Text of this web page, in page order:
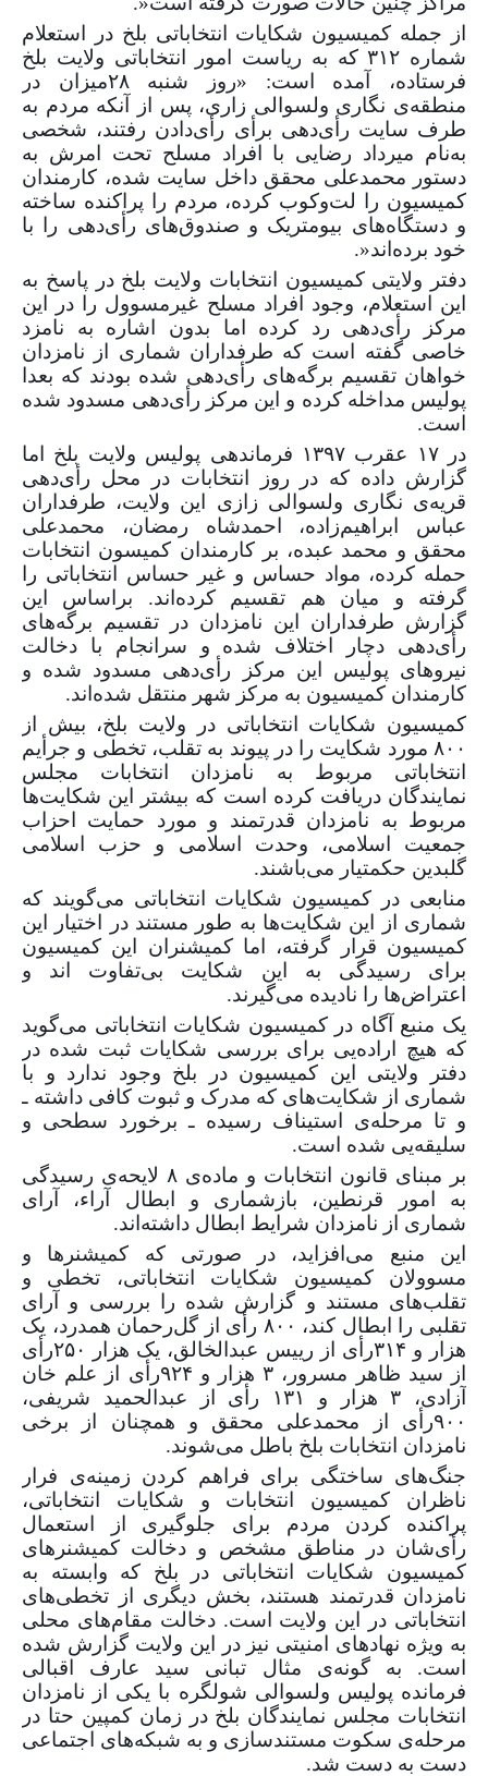
از جمله کمیسیون شکایات انتخاباتی بلخ در استعلام
شماره ۳۱۲ که به ریاست امور انتخاباتی ولایت بلخ
فرستاده، آمده است: «روز شنبه ۲۸میزان در
منطقه‌ی نگاری ولسوالی زاری، پس از آنکه مردم به
طرف سایت رأی‌دهی برأی رأی‌دادن رفتند، شخصی
به‌نام میرداد رضایی با افراد مسلح تحت امرش به
دستور محمدعلی محقق داخل سایت شده، کارمندان
کمیسیون را لت‌و‌کوب کرده، مردم را پراکنده ساخته
و دستگاه‌های بیومتریک و صندوق‌های رأی‌دهی را با
خود برده‌اند«.
دفتر ولایتی کمیسیون انتخابات ولایت بلخ در پاسخ به
این استعلام، وجود افراد مسلح غیرمسوول را در این
مرکز رأی‌دهی رد کرده اما بدون اشاره به نامزد
خاصی گفته است که طرفداران شماری از نامزدان
خواهان تقسیم برگه‌های رأی‌دهی شده بودند که بعدا
پولیس ‌مداخله کرده و این مرکز رأی‌دهی مسدود شده
است.
در۱۷ عقرب۱۳۹۷ فرماندهی پولیس ولایت بلخ اما
گزارش داده که در روز انتخابات در محل رأی‌دهی
قریه‌ی نگاری ولسوالی زازی‌ این ولایت، طرفداران
عباس ابراهیم‌زاده، احمدشاه رمضان، محمدعلی
محقق و محمد عبده، بر کارمندان کمیسون انتخابات
حمله کرده، مواد حساس و غیر حساس انتخاباتی را
گرفته و میان هم تقسیم کرده‌اند. براساس این
گزارش طرفداران این نامزدان در تقسیم برگه‌های
رأی‌دهی دچار اختلاف شده و سرانجام با دخالت
نیروهای پولیس این مرکز رأی‌دهی مسدود شده و
کارمندان کمیسیون به مرکز شهر منتقل شده‌اند.
کمیسیون شکایات انتخاباتی در ولایت بلخ، بیش از
۸۰۰ مورد شکایت را در پیوند به تقلب، تخطی و جرأیم
انتخاباتی مربوط به نامزدان انتخابات مجلس
نمایندگان دریافت کرده است که بیشتر این شکایت‌ها
مربوط به نامزدان قدرتمند و مورد حمایت احزاب
جمعیت اسلامی، وحدت اسلامی و حزب اسلامی
گلبدین حکمتیار می‌باشند.
منابعی در کمیسیون شکایات انتخاباتی می‌گویند که
شماری از این شکایت‌ها به طور مستند در اختیار این
کمیسیون قرار گرفته، اما کمیشنران این کمیسیون
برای رسیدگی به این شکایت بی‌تفاوت اند و
اعتراض‌ها را نادیده می‌گیرند.
یک منبع آگاه در کمیسیون شکایات انتخاباتی می‌گوید
که هیچ اراده‌یی برای بررسی شکایات ثبت شده در
دفتر ولایتی این کمیسیون در بلخ وجود ندارد و با
شماری از شکایت‌های که مدرک و ثبوت کافی داشته ـ
و تا مرحله‌ی استیناف رسیده ـ برخورد سطحی و
سلیقه‌یی شده است.
بر مبنای قانون انتخابات و ماده‌ی ۸ لایحه‌ی رسیدگی
به امور قرنطین، بازشماری و ابطال آراء، آرای
شماری از نامزدان شرایط ابطال داشته‌اند.
این منبع می‌افزاید، در صورتی که کمیشنرها و
مسوولان کمیسیون شکایات انتخاباتی، تخطی و
تقلب‌های مستند و گزارش شده را بررسی و آرای
تقلبی را ابطال کند، ۸۰۰ رأی از گل‌رحمان همدرد، یک
هزار و ۳۱۴رأی از رییس عبدالخالق، یک هزار ۲۵۰رأی
از سید ظاهر مسرور، ۳ هزار و ۹۲۴رأی از علم خان
آزادی، ۳ هزار و ۱۳۱ رأی از عبدالحمید شریفی،
۹۰۰رأی از محمدعلی محقق و همچنان از برخی
نامزدان انتخابات بلخ باطل می‌شوند.
جنگ‌های ساختگی برای فراهم کردن زمینه‌ی فرار
ناظران کمیسیون انتخابات و شکایات انتخاباتی،
پراکنده کردن مردم برای جلوگیری از استعمال
رأی‌شان در مناطق مشخص و دخالت کمیشنرهای
کمیسیون شکایات انتخاباتی در بلخ که وابسته به
نامزدان قدرتمند هستند، بخش دیگری از تخطی‌های
انتخاباتی در این ولایت است. دخالت مقام‌های محلی
به ویژه نهادهای امنیتی نیز در این ولایت گزارش شده
است. به گونه‌ی مثال تبانی سید عارف اقبالی
فرمانده پولیس ولسوالی شولگره با یکی از نامزدان
انتخابات مجلس نمایندگان بلخ در زمان کمپین حتا در
مرحله‌ی سکوت مستندسازی و به شبکه‌های اجتماعی
دست به دست شد.